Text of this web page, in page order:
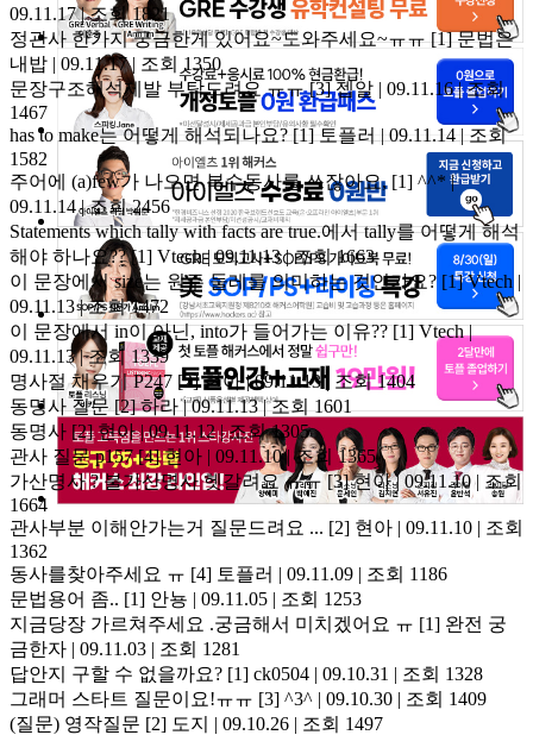
09.11.17 | 조회 1821
정관사 한가지 궁금한게 있어요~도와주세요~ㅠㅠ[1] 문법은
내밥 | 09.11.17 | 조회 1350
문장구조해석제발 부탁드려요 ㅠㅠ[3] 젭알 | 09.11.16 | 조회
1467
has to make는 어떻게 해석되나요? [1] 토플러 | 09.11.14 | 조회
1582
주어에 (a)few가 나오면 복수동사를 쓰잖아요, [1] ^^* |
09.11.14 | 조회 2456
Statements which tally with facts are true.에서 tally를 어떻게 해석
해야 하나요??[1] Vtech | 09.11.13 | 조회 1663
이 문장에서 size는 원주 둘레를 의미하는 것인가요? [1] Vtech |
09.11.13 | 조회 1472
이 문장에서 in이 아닌, into가 들어가는 이유??[1] Vtech |
09.11.13 | 조회 1339
명사절 채우기 P247 [2] 현아 | 09.11.13 | 조회 1404
동명사 질문 [2] 하라 | 09.11.13 | 조회 1601
동명사 [2] 현아 | 09.11.12 | 조회 1305
관사 질문 p157[4] 현아 | 09.11.10 | 조회 1365
가산명사 ? 불가산명사 헷갈려요 ㅠㅠ[3] 현아 | 09.11.10 | 조회
1664
관사부분 이해안가는거 질문드려요 ... [2] 현아 | 09.11.10 | 조회
1362
동사를찾아주세요 ㅠ [4] 토플러 | 09.11.09 | 조회 1186
문법용어 좀.. [1] 안뇽 | 09.11.05 | 조회 1253
지금당장 가르쳐주세요 .궁금해서 미치겠어요 ㅠ [1] 완전 궁
금한자 | 09.11.03 | 조회 1281
답안지 구할 수 없을까요? [1] ck0504 | 09.10.31 | 조회 1328
그래머 스타트 질문이요!ㅠㅠ [3] ^3^ | 09.10.30 | 조회 1409
(질문) 영작질문 [2] 도지 | 09.10.26 | 조회 1497